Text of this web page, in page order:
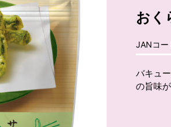
おく
JANコ
バキュ
の旨味